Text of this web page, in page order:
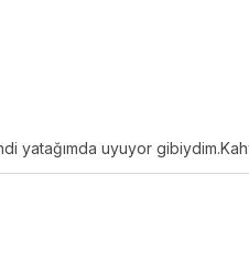
yatağımda uyuyor